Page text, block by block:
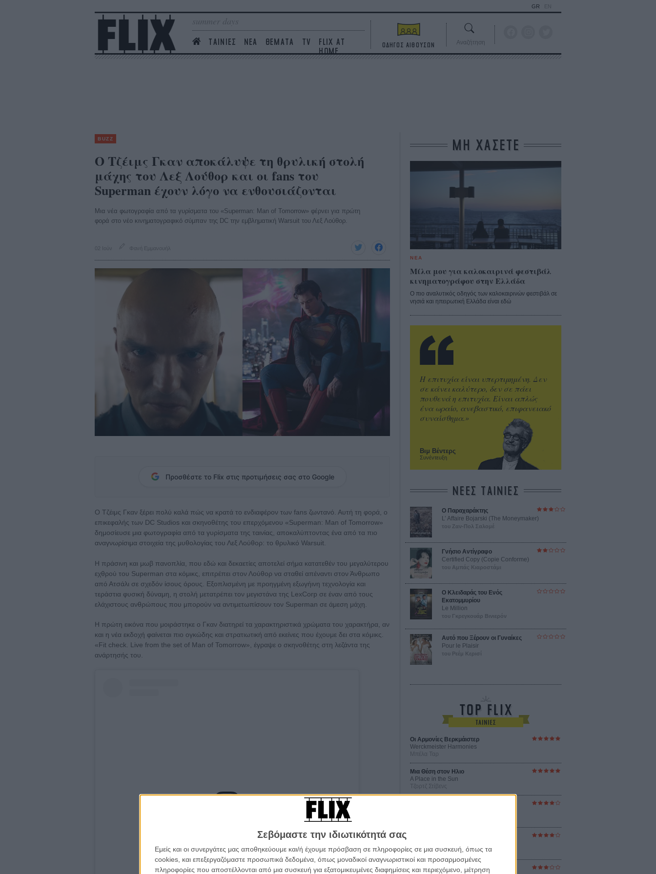
Σεβόμαστε την ιδιωτικότητά σας
Εμείς και οι συνεργάτες μας αποθηκεύουμε και/ή έχουμε πρόσβαση σε πληροφορίες σε μια συσκευή, όπως τα
cookies, και επεξεργαζόμαστε προσωπικά δεδομένα, όπως μοναδικοί αναγνωριστικοί και προσαρμοσμένες
πληροφορίες που αποστέλλονται από μια συσκευή για εξατομικευμένες διαφημίσεις και περιεχόμενο, μέτρηση
summer days
ΤΑΙΝΙΕΣ ΝΕΑ ΘΕΜΑΤΑ TV
FLIX AT
HOME
GR EN
ΟΔΗΓΟΣ ΑΙΘΟΥΣΩΝ Αναζήτηση
BUZZ
Ο Τζέιμς Γκαν αποκάλυψε τη θρυλική στολή
μάχης του Λεξ Λούθορ και οι fans του
Superman έχουν λόγο να ενθουσιάζονται
Μια νέα φωτογραφία από τα γυρίσματα του «Superman: Man of Tomorrow» φέρνει για πρώτη
φορά στο νέο κινηματογραφικό σύμπαν της DC την εμβληματική Warsuit του Λεξ Λούθορ.
02 Ιούν Φανή Εμμανουήλ
Προσθέστε το Flix στις προτιμήσεις σας στο Google
Ο Τζέιμς Γκαν ξέρει πολύ καλά πώς να κρατά το ενδιαφέρον των fans ζωντανό. Αυτή τη φορά, ο
επικεφαλής των DC Studios και σκηνοθέτης του επερχόμενου «Superman: Man of Tomorrow»
δημοσίευσε μια φωτογραφία από τα γυρίσματα της ταινίας, αποκαλύπτοντας ένα από τα πιο
αναγνωρίσιμα στοιχεία της μυθολογίας του Λεξ Λούθορ: το θρυλικό Warsuit.
Η πράσινη και μωβ πανοπλία, που εδώ και δεκαετίες αποτελεί σήμα κατατεθέν του μεγαλύτερου
εχθρού του Superman στα κόμικς, επιτρέπει στον Λούθορ να σταθεί απέναντι στον Άνθρωπο
από Ατσάλι σε σχεδόν ίσους όρους. Εξοπλισμένη με προηγμένη εξωγήινη τεχνολογία και
τεράστια φυσική δύναμη, η στολή μετατρέπει τον μεγιστάνα της LexCorp σε έναν από τους
ελάχιστους ανθρώπους που μπορούν να αντιμετωπίσουν τον Superman σε άμεση μάχη.
Η πρώτη εικόνα που μοιράστηκε ο Γκαν διατηρεί τα χαρακτηριστικά χρώματα του χαρακτήρα, αν
και η νέα εκδοχή φαίνεται πιο ογκώδης και στρατιωτική από εκείνες που έχουμε δει στα κόμικς.
«Fit check. Live from the set of Man of Tomorrow», έγραψε ο σκηνοθέτης στη λεζάντα της
ανάρτησής του.
View this post on Instagram
ΜΗ ΧΑΣΕΤΕ
ΝΕΑ
Μίλα μου για καλοκαιρινά φεστιβάλ
κινηματογράφου στην Ελλάδα
Ο πιο αναλυτικός οδηγός των καλοκαιρινών φεστιβάλ σε
νησιά και ηπειρωτική Ελλάδα είναι εδώ
Βιμ Βέντερς
Συνέντευξη
Η επιτυχία είναι υπερτιμημένη. Δεν
σε κάνει καλύτερο, δεν σε πάει
πουθενά η επιτυχία. Είναι απλώς
ένα ωραίο, ανεβαστικό, επιφανειακό
συναίσθημα.»
ΝΕΕΣ ΤΑΙΝΙΕΣ
Ο Παραχαράκτης
L’ Affaire Bojarski (The Moneymaker)
του Ζαν-Πολ Σαλομέ
Γνήσιο Αντίγραφο
Certified Copy (Copie Conforme)
του Αμπάς Κιαροστάμι
Ο Κλειδαράς του Ενός
Εκατομμυρίου
Le Million
του Γκρεγκουάρ Βινιερόν
Αυτό που Ξέρουν οι Γυναίκες
Pour le Plaisir
του Ρεέμ Κερισί
Οι Αρμονίες Βερκμάιστερ
Werckmeister Harmonies
Μπέλα Ταρ
Μια Θέση στον Ηλιο
A Place in the Sun
Τζορτζ Στίβενς
Πέδρο Αλμοδόβαρ
Ο Παραχαράκτης